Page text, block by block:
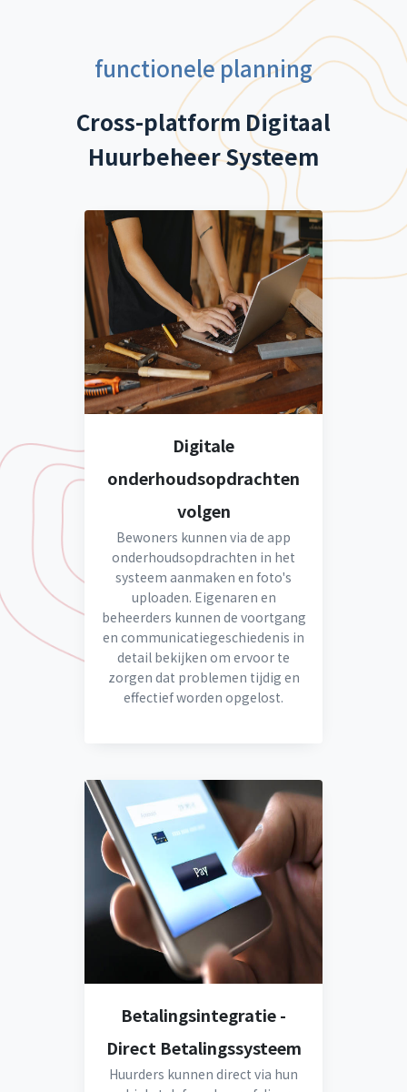
functionele planning
Cross-platform Digitaal
Huurbeheer Systeem
Digitale
onderhoudsopdrachten
volgen
Bewoners kunnen via de app
onderhoudsopdrachten in het
systeem aanmaken en foto's
uploaden. Eigenaren en
beheerders kunnen de voortgang
en communicatiegeschiedenis in
detail bekijken om ervoor te
zorgen dat problemen tijdig en
effectief worden opgelost.
Betalingsintegratie -
Direct Betalingssysteem
Huurders kunnen direct via hun